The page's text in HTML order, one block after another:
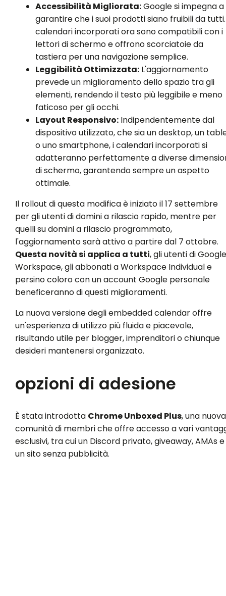
Accessibilità Migliorata:Google si impegna a
garantire che i suoi prodotti siano fruibili da
calendari incorporati ora sono compatibili con i
lettori di schermo e offrono scorciatoie da
tastiera per una navigazione semplice.
Leggibilità Ottimizzata:L'aggiornamento
prevede un miglioramento dello spazio tra gli
elementi, rendendo il testo più leggibile e meno
faticoso per gli occhi.
Layout Responsivo:Indipendentemente dal
dispositivo utilizzato, che sia un desktop, un
o uno smartphone, i calendari incorporati si
adatteranno perfettamente a diverse
di schermo, garantendo sempre un aspetto
ottimale.
Il rollout di questa modifica è iniziato il 17 settembre
per gli utenti di domini a rilascio rapido, mentre per
quelli su domini a rilascio programmato,
l'aggiornamento sarà attivo a partire dal 7 ottobre.
Questa novità si applica a tutti, gli utenti di Google
Workspace, gli abbonati a Workspace Individual e
persino coloro con un account Google personale
beneficeranno di questi miglioramenti.
La nuova versione degli embedded calendar offre
un'esperienza di utilizzo più fluida e piacevole,
risultando utile per blogger, imprenditori o chiunque
desideri mantenersi organizzato.
opzioni di adesione
È stata introdotta Chrome Unboxed Plus, una nuova
comunità di membri che offre accesso a vari
esclusivi, tra cui un Discord privato, giveaway, AMAs e
un sito senza pubblicità.